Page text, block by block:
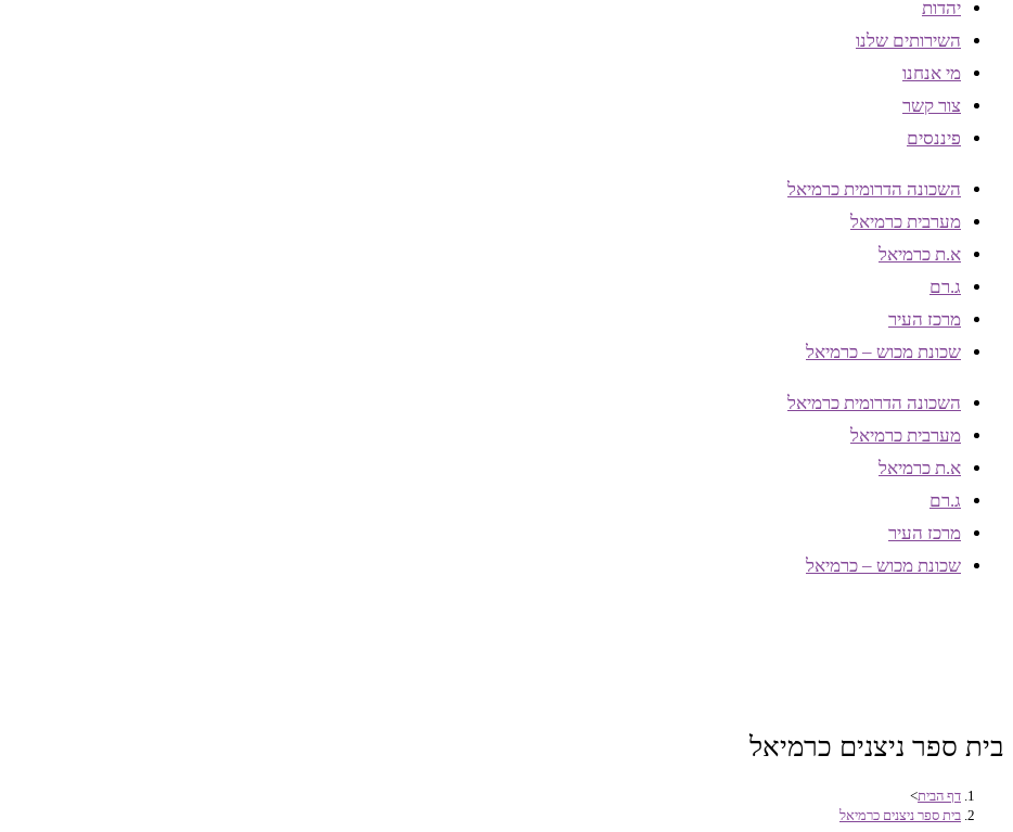
יהדות
השירותים שלנו
מי אנחנו
צור קשר
פיננסים
השכונה הדרומית כרמיאל
מערבית כרמיאל
א.ת כרמיאל
ג.רם
מרכז העיר
שכונת מכוש – כרמיאל
השכונה הדרומית כרמיאל
מערבית כרמיאל
א.ת כרמיאל
ג.רם
מרכז העיר
שכונת מכוש – כרמיאל
בית ספר ניצנים כרמיאל
דף הבית>
בית ספר ניצנים כרמיאל